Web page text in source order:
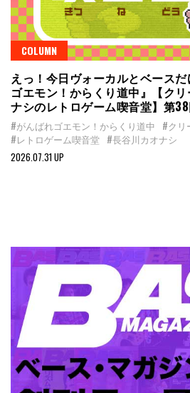
COLUMN
えっ！今日ヴォーカルとベース
ゴエモン！からくり道中』【ク
ナシのレトロゲーム喫音堂】第
#がんばれゴエモン！からくり道中 #クリ
#レトロゲーム喫音堂 #長谷川カオナシ
2026.07.31 UP